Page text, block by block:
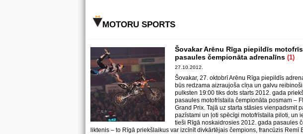
MOTORU SPORTS
Šovakar Arēnu Rīga piepildīs
pasaules čempionāta adrenalīns (1)
27.10.2012.
Šovakar, 27. oktobrī Arēnu Rīga piepildīs
būs redzama aizraujoša cīņa un galvu
pulksten 19:00 tiks dots starts 2012. gada
pasaules motofrīstaila čempionāta posmam –
Grand Prix. Tajā uz starta stāsies vienpadsmit
pazīstami un ļoti spēcīgi motofrīstaila piloti, un
tieši Rīgā noskaidrosies 2012. gada pasaules
liktenis – to Rīgā priekšlaikus var izcīnīt divkārtējais čempions, francūzis Remī